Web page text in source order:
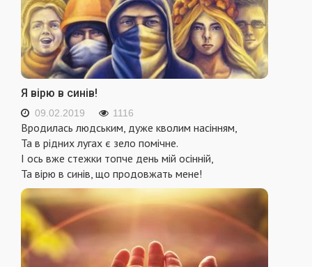
Я вірю в синів!
09.02.2019 1116
Вродилась людським, дуже кволим насінням,
Та в рідних лугах є зело помічне.
І ось вже стежки топче день мій осінній,
Та вірю в синів, що продовжать мене!